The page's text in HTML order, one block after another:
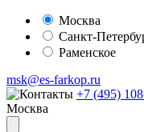
Москва
Санкт-
Раменское
msk@es-farkop.ru
+7 (495)
Москва